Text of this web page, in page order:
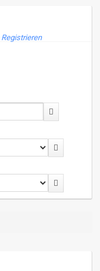
Registrieren